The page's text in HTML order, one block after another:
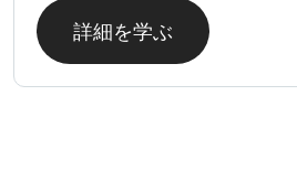
詳細を学ぶ